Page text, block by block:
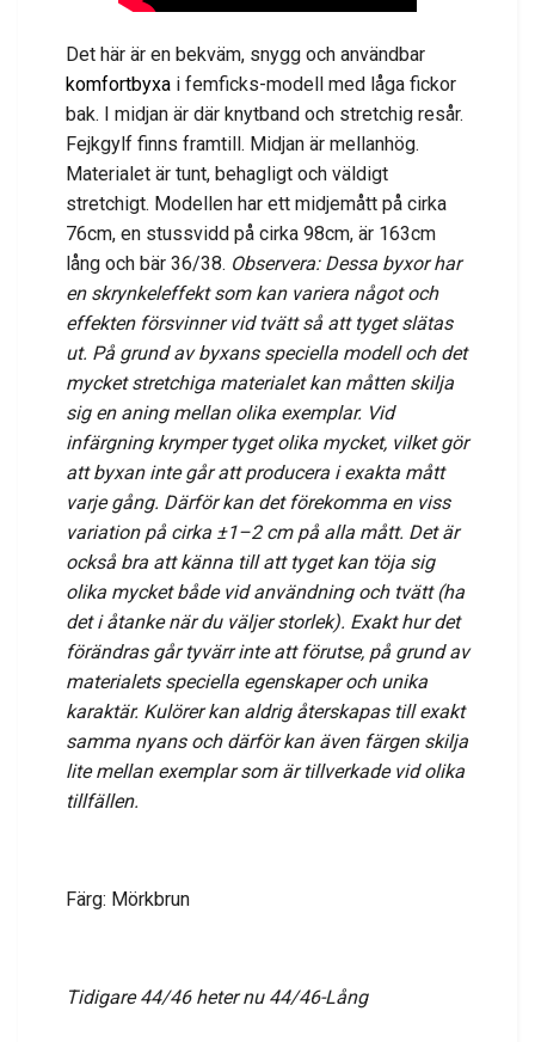
Det här är en bekväm, snygg och användbar
komfortbyxa i femficks-modell med låga fickor
bak. I midjan är där knytband och stretchig resår.
Fejkgylf finns framtill. Midjan är mellanhög.
Materialet är tunt, behagligt och väldigt
stretchigt. Modellen har ett midjemått på cirka
76cm, en stussvidd på cirka 98cm, är 163cm
lång och bär 36/38. Observera: Dessa byxor har
en skrynkeleffekt som kan variera något och
effekten försvinner vid tvätt så att tyget slätas
ut. På grund av byxans speciella modell och det
mycket stretchiga materialet kan måtten skilja
sig en aning mellan olika exemplar. Vid
infärgning krymper tyget olika mycket, vilket gör
att byxan inte går att producera i exakta mått
varje gång. Därför kan det förekomma en viss
variation på cirka ±1–2 cm på alla mått. Det är
också bra att känna till att tyget kan töja sig
olika mycket både vid användning och tvätt (ha
det i åtanke när du väljer storlek). Exakt hur det
förändras går tyvärr inte att förutse, på grund av
materialets speciella egenskaper och unika
karaktär. Kulörerkan aldrig återskapas till exakt
samma nyans och därför kan även färgen skilja
lite mellan exemplar som är tillverkade vid olika
tillfällen.
Färg: Mörkbrun
Tidigare 44/46 heter nu 44/46-Lång